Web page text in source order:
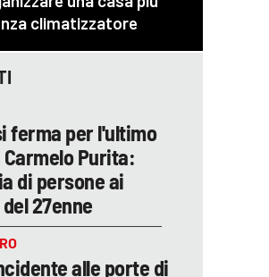
ferma per l'ultimo
Purita:
di persone ai
27enne
alle porte di